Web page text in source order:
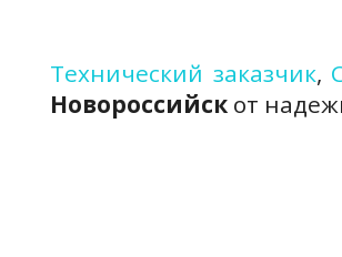
Технический заказчик,
Новороссийск от